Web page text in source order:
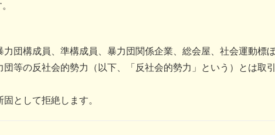
力団構成員、準構成員、暴力団関係企業、総会屋、社会運動標
団等の反社会的勢力（以下、「反社会的勢力」という）とは取
として拒絶します。